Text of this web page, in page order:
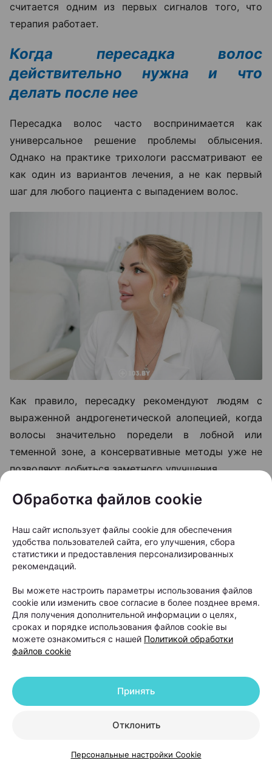
считается одним из первых сигналов того, что
терапия работает.
Когда пересадка волос
действительно нужна и что
делать после нее
Пересадка волос часто воспринимается как
универсальное решение проблемы облысения.
Однако на практике трихологи рассматривают ее
как один из вариантов лечения, а не как первый
шаг для любого пациента с выпадением волос.
Как правило, пересадку рекомендуют людям с
выраженной андрогенетической алопецией, когда
волосы значительно поредели в лобной или
теменной зоне, а консервативные методы уже не
позволяют добиться заметного улучшения.
«Если пациент в течение шести-двенадцати
месяцев использовал наружную терапию и другие
методы лечения, но значимого улучшения не
волос как следующий этап», — объясняет Ольга
Обработка файлов cookie
Наш сайт использует файлы cookie для обеспечения
удобства пользователей сайта, его улучшения, сбора
статистики и предоставления персонализированных
рекомендаций.
Вы можете настроить параметры использования файлов
cookie или изменить свое согласие в более позднее время.
Для получения дополнительной информации о целях,
сроках и порядке использования файлов cookie вы
можете ознакомиться с нашей Политикой обработки
файлов cookie
Отклонить
Принять
Персональные настройки Cookie